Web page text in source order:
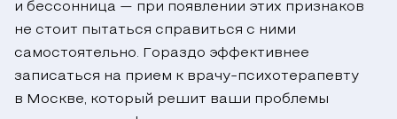
и бессонница — при появлении этих признаков
не стоит пытаться справиться с ними
самостоятельно. Гораздо эффективнее
записаться на прием к врачу-психотерапевту
в Москве, который решит ваши проблемы